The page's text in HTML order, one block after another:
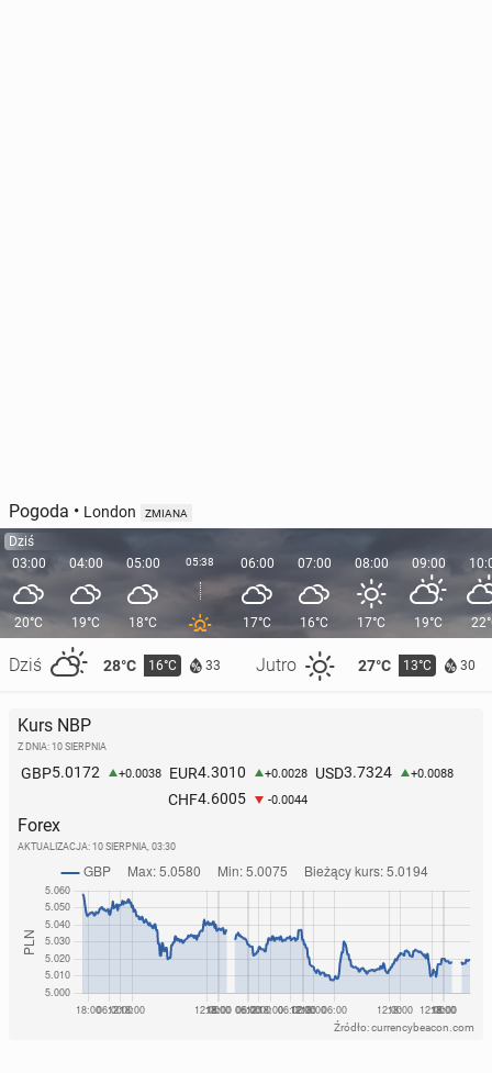
Pogoda • London ZMIANA
Dziś
03:00
20°C
Dziś 28°C 16°C 33 Jutro 27°C 13°C 30
04:00
19°C
05:00
18°C
05:38 06:00
17°C
07:00
16°C
08:00
17°C
09:00
19°C
Kurs NBP
Z DNIA: 10 SIERPNIA
GBP5.0172 +0.0038 EUR4.3010 +0.0028 USD3.7324 +0.0088
CHF4.6005 -0.0044
Forex
AKTUALIZACJA: 10 SIERPNIA, 03:30
Źródło: currencybeacon.com